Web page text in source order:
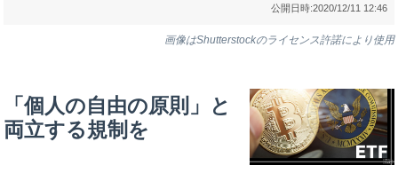
公開日時:2020/12/11 12:46
画像はShutterstockのライセンス許諾により使用
「個人の自由の原則」と
両立する規制を